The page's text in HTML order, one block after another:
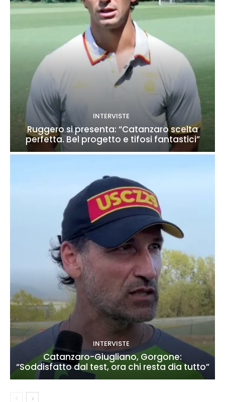
INTERVISTE
Ruggero si presenta: “Catanzaro scelta
perfetta. Bel progetto e tifosi fantastici”
INTERVISTE
Catanzaro-Giugliano, Gorgone:
“Soddisfatto dal test, ora chi resta dia tutto”